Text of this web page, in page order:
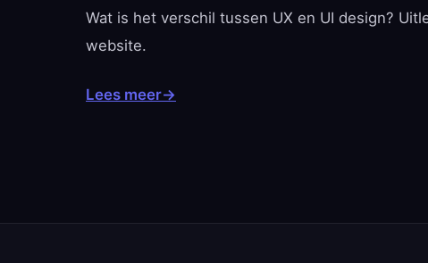
Wat is het verschil tussen UX en UI design?
website.
Lees meer→